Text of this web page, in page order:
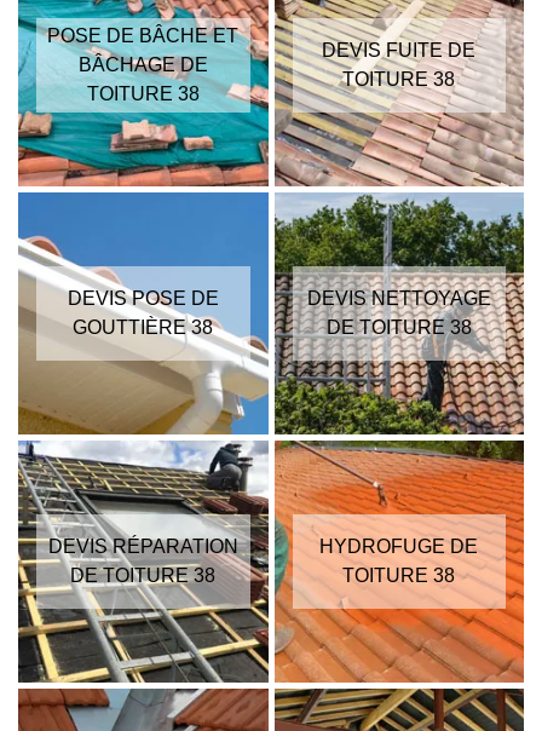
POSE DE BÂCHE ET
BÂCHAGE DE
TOITURE 38
DEVIS FUITE DE
TOITURE 38
DEVIS POSE DE
GOUTTIÈRE 38
DEVIS NETTOYAGE
DE TOITURE 38
DEVIS RÉPARATION
DE TOITURE 38
HYDROFUGE DE
TOITURE 38